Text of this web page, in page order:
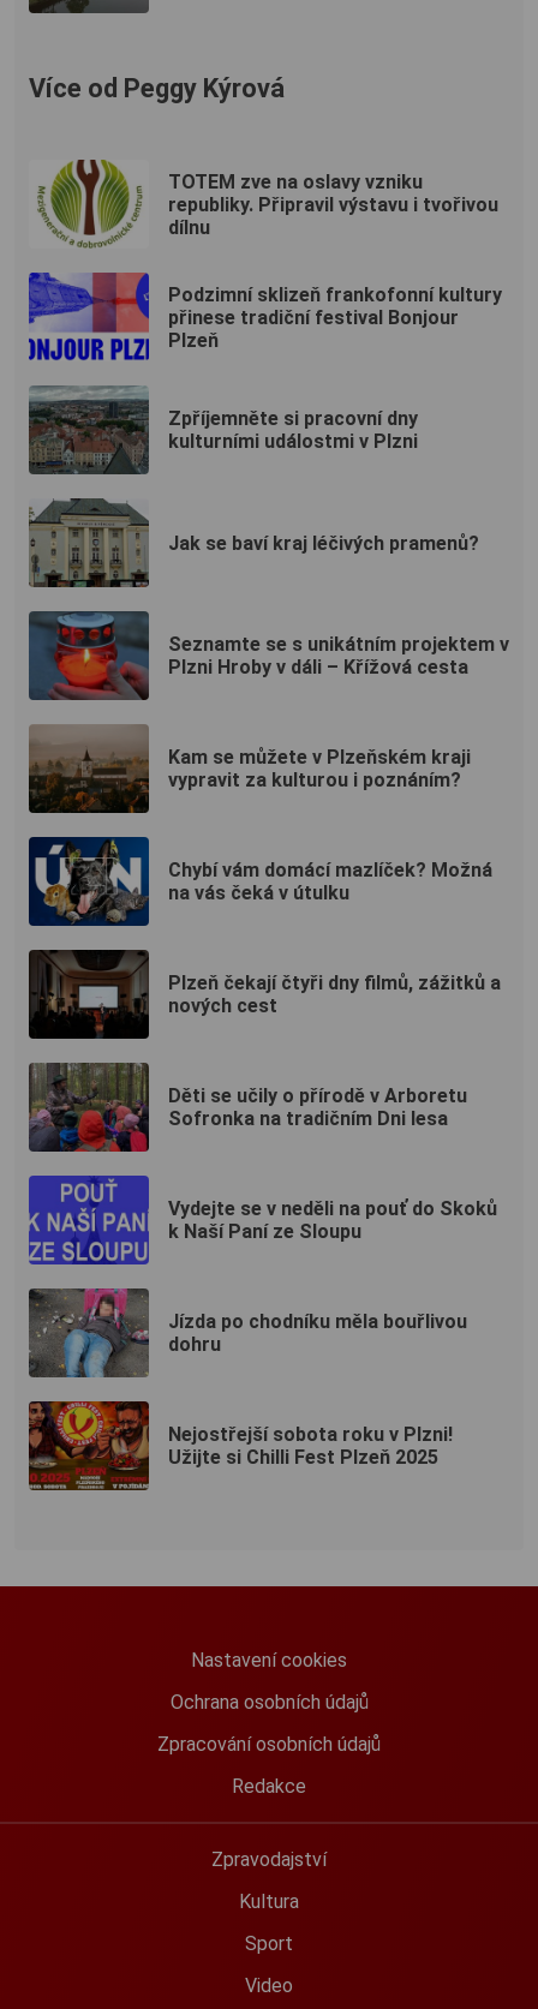
Více od Peggy Kýrová
TOTEM zve na oslavy vzniku
republiky. Připravil výstavu i tvořivou
dílnu
Podzimní sklizeň frankofonní kultury
přinese tradiční festival Bonjour
Plzeň
Zpříjemněte si pracovní dny
kulturními událostmi v Plzni
Jak se baví kraj léčivých pramenů?
Seznamte se s unikátním projektem v
Plzni Hroby v dáli – Křížová cesta
Kam se můžete v Plzeňském kraji
vypravit za kulturou i poznáním?
Chybí vám domácí mazlíček? Možná
na vás čeká v útulku
Plzeň čekají čtyři dny filmů, zážitků a
nových cest
Děti se učily o přírodě v Arboretu
Sofronka na tradičním Dni lesa
Vydejte se v neděli na pouť do Skoků
k Naší Paní ze Sloupu
Jízda po chodníku měla bouřlivou
dohru
Nejostřejší sobota roku v Plzni!
Užijte si Chilli Fest Plzeň 2025
Nastavení cookies
Ochrana osobních údajů
Zpracování osobních údajů
Redakce
Zpravodajství
Kultura
Sport
Video